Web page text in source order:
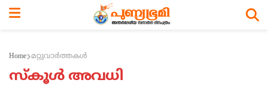
Home മറ്റുവാര്‍ത്തകള്‍
സ്‌കൂള്‍ അവധി